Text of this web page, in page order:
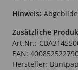
Hinweis:
Zusätzliche
Art.Nr.:
EAN:
Hersteller: